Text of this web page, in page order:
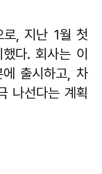
, 지난 1월 첫
다. 회사는 이
출시하고, 차
나선다는 계획